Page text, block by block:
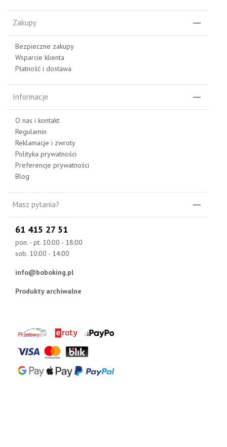
Zakupy
Bezpieczne zakupy
Wsparcie klienta
Płatność i dostawa
Informacje
O nas i kontakt
Regulamin
Reklamacje i zwroty
Polityka prywatności
Preferencje prywatności
Blog
Masz pytania?
61 415 27 51
pon. - pt. 10:00 - 18:00
sob. 10:00 - 14:00
info@boboking.pl
Produkty archiwalne